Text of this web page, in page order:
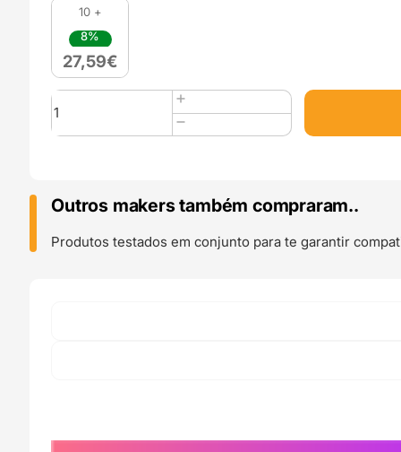
10 +
8%
27,59€
Quantidade
de
Panchroma
Silk
1kg
Fire
Outros makers também compraram..
Produtos testados em conjunto para te garantir